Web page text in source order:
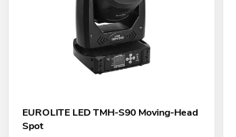
EUROLITE LED TMH-S90 Moving-Head
Spot